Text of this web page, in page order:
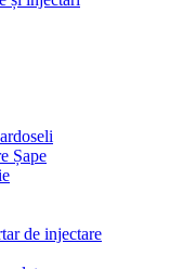
Șape
de injectare